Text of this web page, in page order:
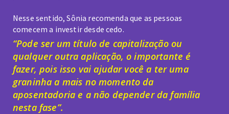
Nesse sentido, Sônia recomenda que as pessoas
comecem a investir desde cedo.
“Pode ser um título de capitalização ou
qualquer outra aplicação, o importante é
fazer, pois isso vai ajudar você a ter uma
graninha a mais no momento da
aposentadoria e a não depender da família
nesta fase”.